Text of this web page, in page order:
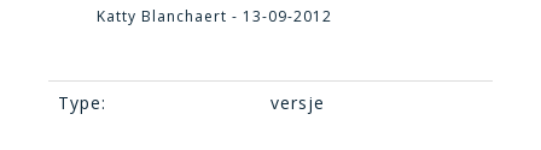
Katty Blanchaert - 13-09-2012
Type: versje